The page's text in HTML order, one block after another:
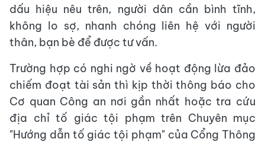
dấu hiệu nêu trên, người dân cần bình tĩnh,
không lo sợ, nhanh chóng liên hệ với người
thân, bạn bè để được tư vấn.
Trường hợp có nghi ngờ về hoạt động lừa đảo
chiếm đoạt tài sản thì kịp thời thông báo cho
Cơ quan Công an nơi gần nhất hoặc tra cứu
địa chỉ tố giác tội phạm trên Chuyên mục
"Hướng dẫn tố giác tội phạm" của Cổng Thông